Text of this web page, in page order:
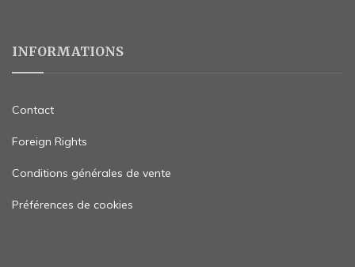
INFORMATIONS
Contact
Foreign Rights
Conditions générales de vente
Préférences de cookies